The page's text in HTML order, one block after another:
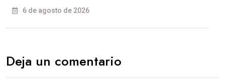
6 de agosto de 2026
Deja un comentario